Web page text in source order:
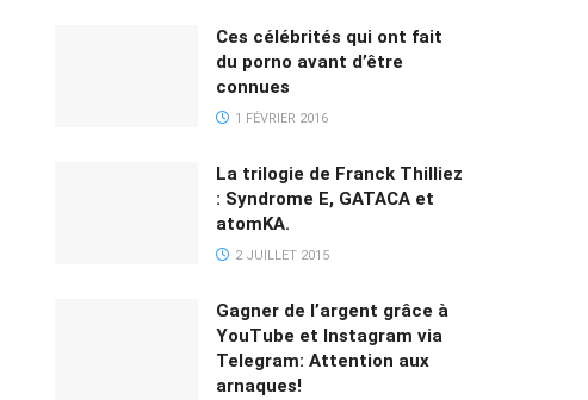
Ces célébrités qui ont fait
du porno avant d’être
connues
1 FÉVRIER 2016
La trilogie de Franck Thilliez
: Syndrome E, GATACA et
atomKA.
2 JUILLET 2015
Gagner de l’argent grâce à
YouTube et Instagram via
Telegram: Attention aux
arnaques!